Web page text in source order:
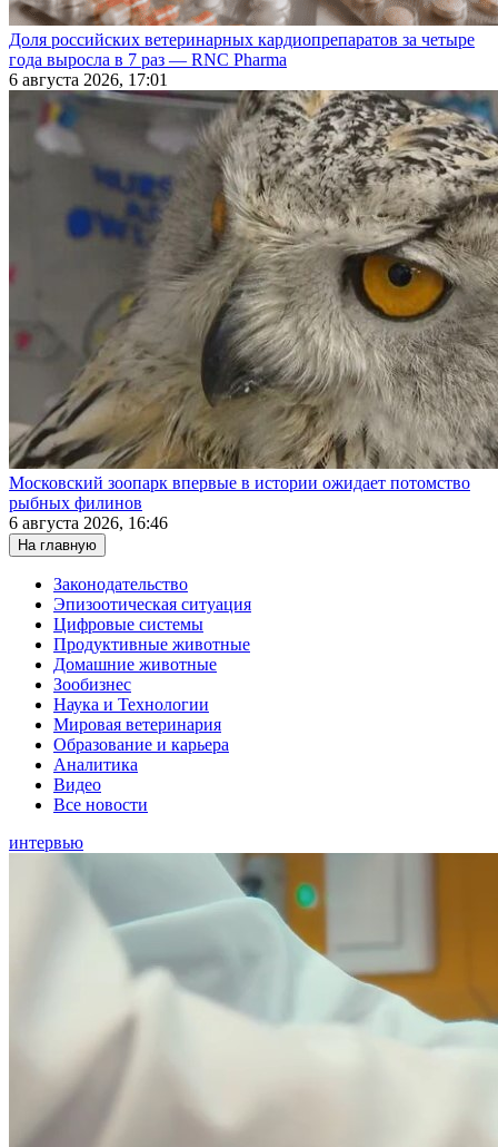
Доля российских ветеринарных кардиопрепаратов за четыре
года выросла в 7 раз — RNC Pharma
6 августа 2026, 17:01
Московский зоопарк впервые в истории ожидает потомство
рыбных филинов
6 августа 2026, 16:46
На главную
Законодательство
Эпизоотическая ситуация
Цифровые системы
Продуктивные животные
Домашние животные
Зообизнес
Наука и Технологии
Мировая ветеринария
Образование и карьера
Аналитика
Видео
Все новости
интервью